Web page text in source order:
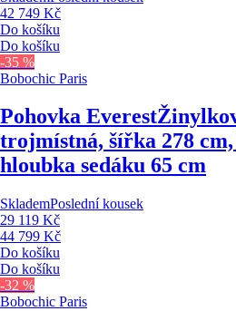
42 749 Kč
Do košíku
Do košíku
-35 %
Bobochic Paris
Pohovka Everest
trojmístná, šířka 278
hloubka sedáku 65 cm
SklademPoslední kousek
29 119 Kč
44 799 Kč
Do košíku
Do košíku
-32 %
Bobochic Paris